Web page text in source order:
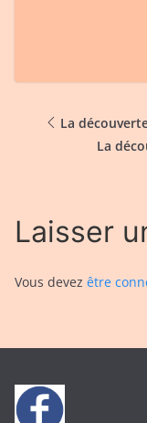
La
La
Laisser
Vous devez être